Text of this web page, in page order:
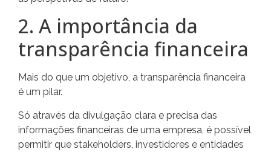
2. A importância da
transparência financeira
Mais do que um objetivo, a transparência financeira
é um pilar.
Só através da divulgação clara e precisa das
informações financeiras de uma empresa, é possível
permitir que stakeholders, investidores e entidades